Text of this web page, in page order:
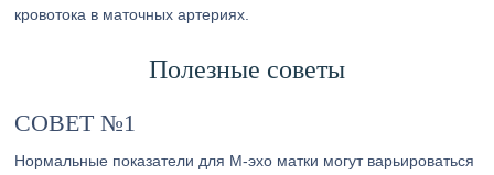
кровотока в маточных артериях.
Полезные советы
СОВЕТ №1
Нормальные показатели для М-эхо матки могут варьироваться